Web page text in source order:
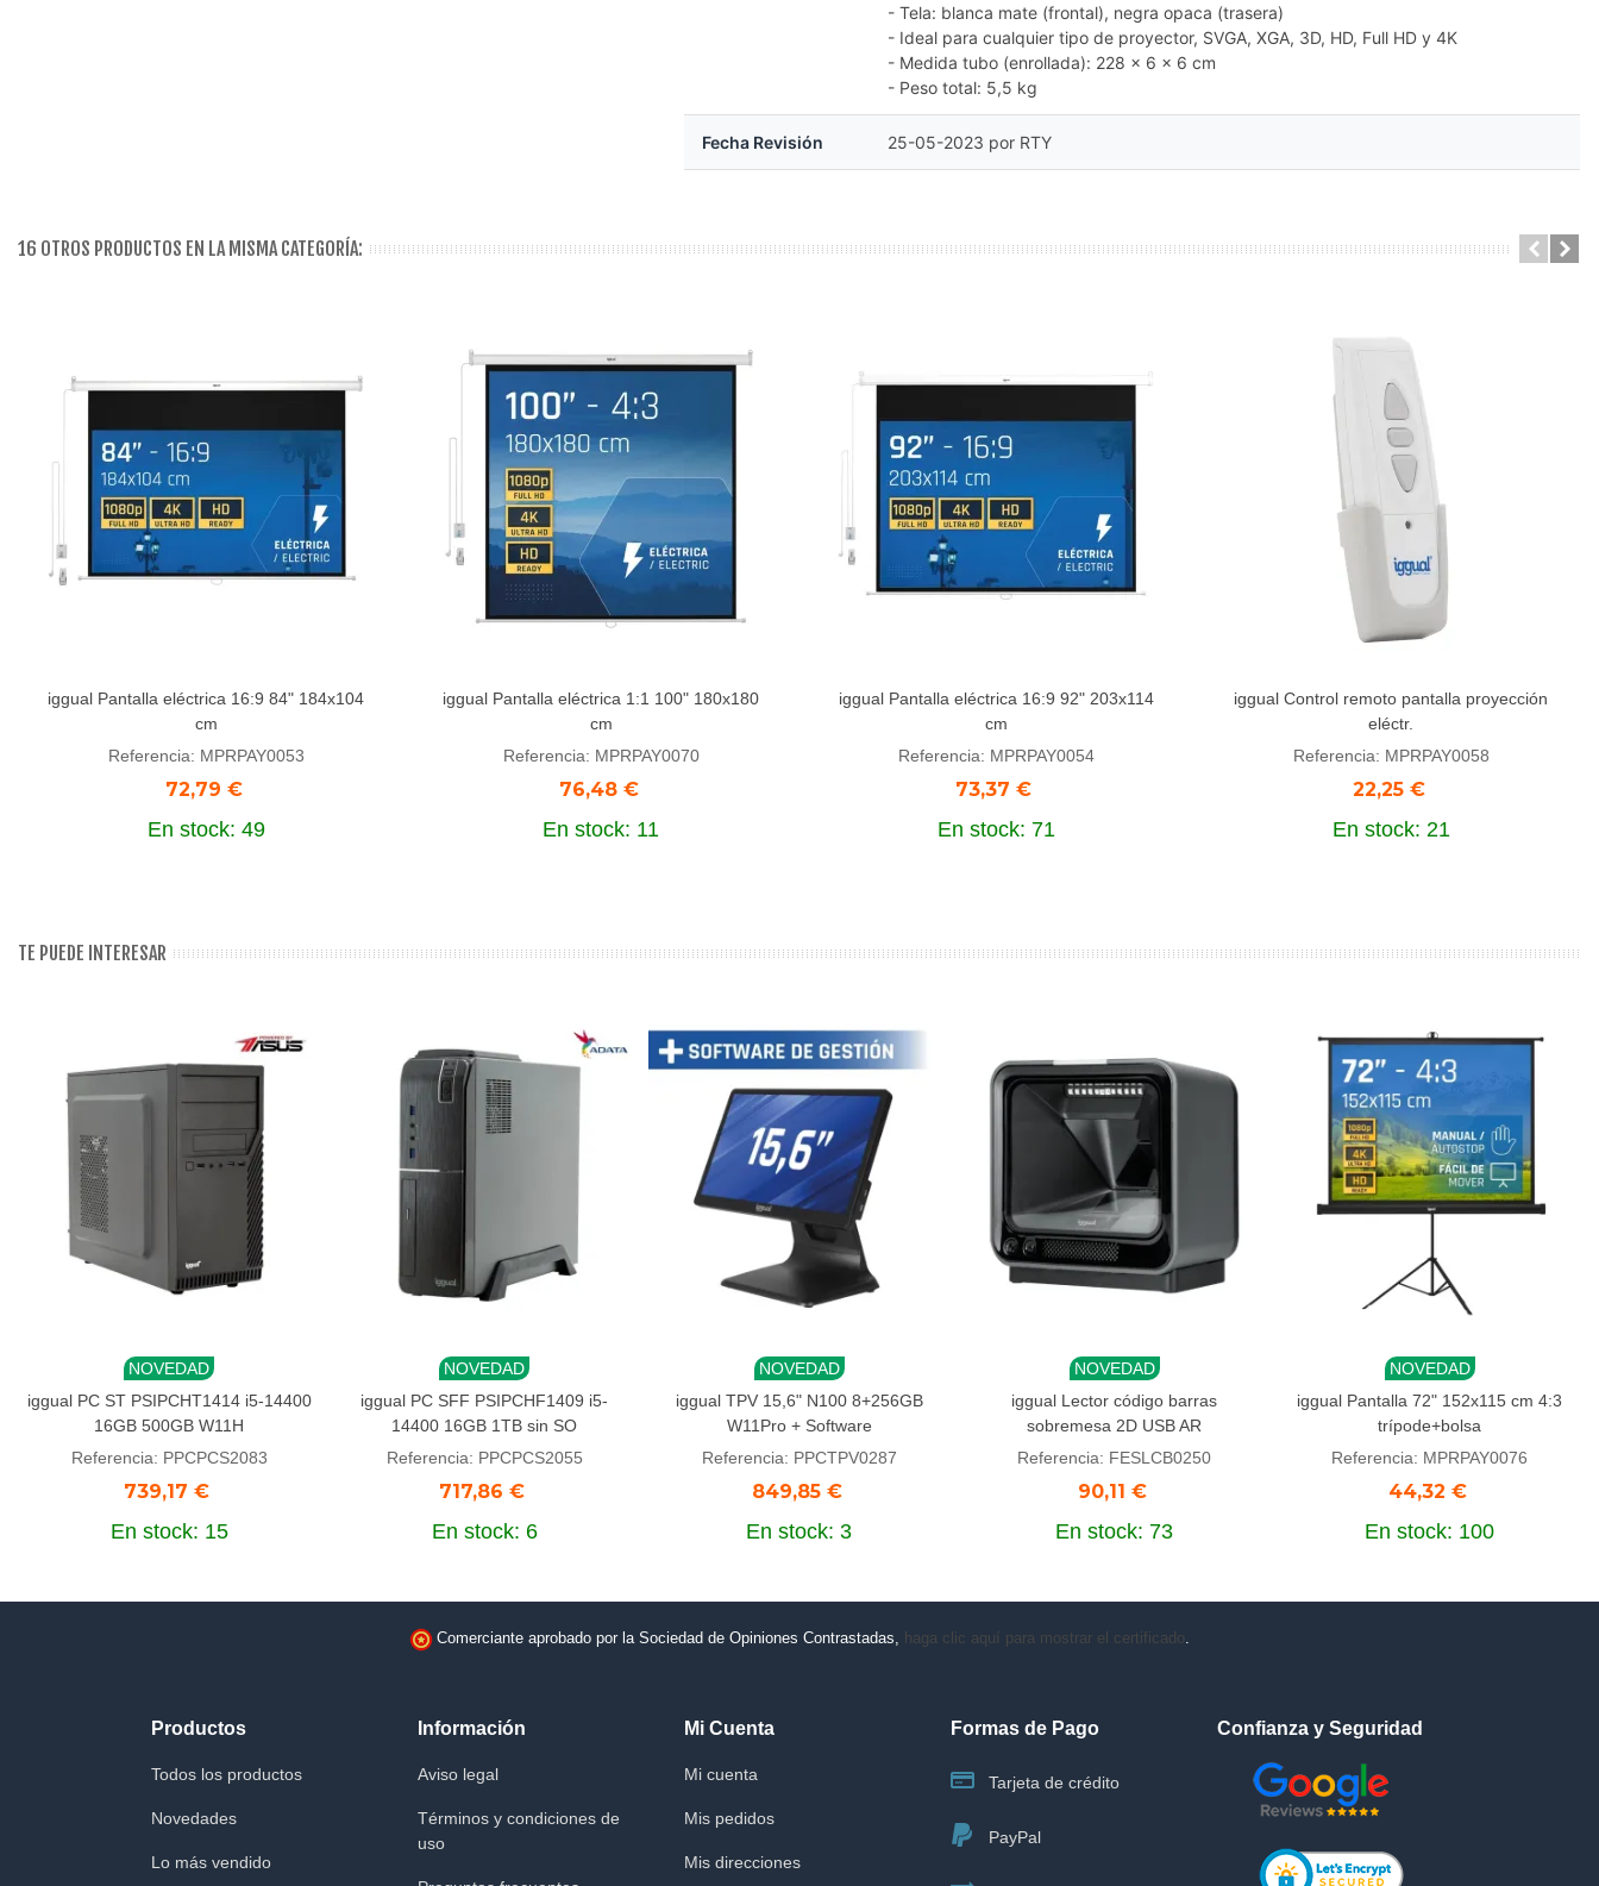
- Tela: blanca mate (frontal), negra opaca (trasera)
- Ideal para cualquier tipo de proyector, SVGA, XGA, 3D, HD, Full HD y 4K
- Medida tubo (enrollada): 228 x 6 x 6 cm
- Peso total: 5,5 kg
Fecha Revisión 25-05-2023 por RTY
16 OTROS PRODUCTOS EN LA MISMA CATEGORÍA:
Añadir al carrito
iggual Pantalla eléctrica 16:9 84" 184x104
cm
Referencia: MPRPAY0053
72,79 €
En stock: 49
Añadir al carrito
iggual Pantalla eléctrica 1:1 100" 180x180
cm
Referencia: MPRPAY0070
76,48 €
En stock: 11
Añadir al carrito
iggual Pantalla eléctrica 16:9 92" 203x114
cm
Referencia: MPRPAY0054
73,37 €
En stock: 71
Añadir al carrito
iggual Control remoto pantalla proyección
eléctr.
Referencia: MPRPAY0058
22,25 €
En stock: 21
TE PUEDE INTERESAR
Añadir al carrito
NOVEDAD
iggual PC ST PSIPCHT1414 i5-14400
16GB 500GB W11H
Referencia: PPCPCS2083
739,17 €
En stock: 15
Añadir al carrito
NOVEDAD
iggual PC SFF PSIPCHF1409 i5-
14400 16GB 1TB sin SO
Referencia: PPCPCS2055
717,86 €
En stock: 6
Añadir al carrito
NOVEDAD
iggual TPV 15,6" N100 8+256GB
W11Pro + Software
Referencia: PPCTPV0287
849,85 €
En stock: 3
Añadir al carrito
NOVEDAD
iggual Lector código barras
sobremesa 2D USB AR
Referencia: FESLCB0250
90,11 €
En stock: 73
Añadir al carrito
NOVEDAD
iggual Pantalla 72" 152x115 cm 4:3
trípode+bolsa
Referencia: MPRPAY0076
44,32 €
En stock: 100
Comerciante aprobado por la Sociedad de Opiniones Contrastadas, haga clic aquí para mostrar el certificado
Productos
Todos los productos
Novedades
Lo más vendido
Información
Aviso legal
Términos y condiciones de
uso
Mi Cuenta
Mi cuenta
Mis pedidos
Mis direcciones
Formas de Pago
Tarjeta de crédito
PayPal
Confianza y Seguridad